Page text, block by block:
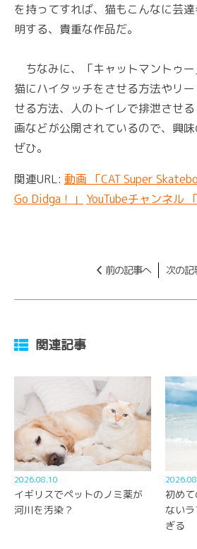
を持ってすれば、猫もこんなに芸
明する、貴重な作品だ。
ちなみに、「キャットマントゥー
猫にハイタッチをさせる方法やリ
せる方法、人のトイレで排泄させ
画などが公開されているので、興
ぜひ。
関連URL: 動画 「CAT Super
Go Didga！」 YouTubeチャンネル
前の記事へ 次の記
関連記事
2026.08.10
イギリスでペットのノミ薬が
河川を汚染？
初め
ない
ぎる